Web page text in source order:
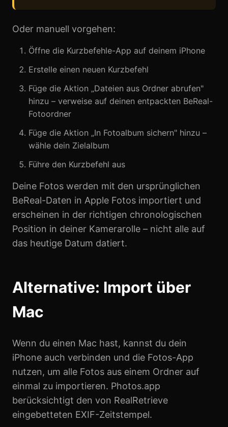
Oder manuell vorgehen:
Öffne die Kurzbefehle-App auf deinem iPhone
Erstelle einen neuen Kurzbefehl
Füge die Aktion „Dateien aus Ordner abrufen"
hinzu – verweise auf deinen entpackten BeReal-
Fotoordner
Füge die Aktion „In Fotoalbum sichern" hinzu –
wähle dein Zielalbum
Führe den Kurzbefehl aus
Deine Fotos werden mit den ursprünglichen
BeReal-Daten in Apple Fotos importiert und
erscheinen in der richtigen chronologischen
Position in deiner Kamerarolle – nicht alle auf
das heutige Datum datiert.
Alternative: Import über
Mac
Wenn du einen Mac hast, kannst du dein
iPhone auch verbinden und die Fotos-App
nutzen, um alle Fotos aus einem Ordner auf
einmal zu importieren. Photos.app
berücksichtigt den von RealRetrieve
eingebetteten EXIF-Zeitstempel.